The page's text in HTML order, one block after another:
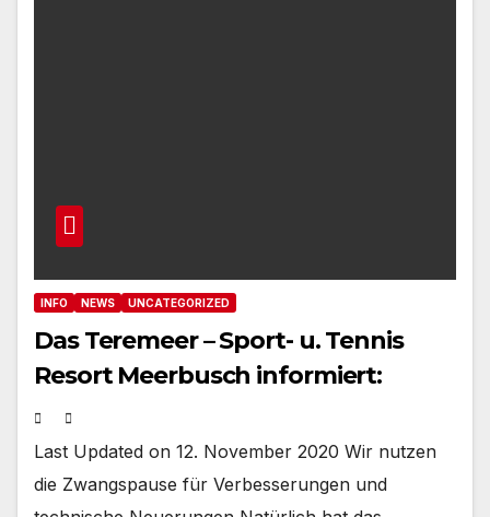
INFO NEWS UNCATEGORIZED
Das Teremeer – Sport- u. Tennis
Resort Meerbusch informiert:
Last Updated on 12. November 2020 Wir nutzen
die Zwangspause für Verbesserungen und